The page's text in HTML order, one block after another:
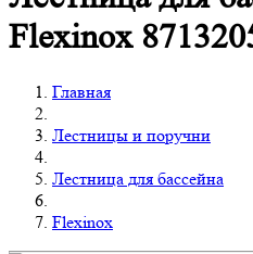
Flexinox
Главная
Лестницы и поручни
Лестница для бассейна
Flexinox